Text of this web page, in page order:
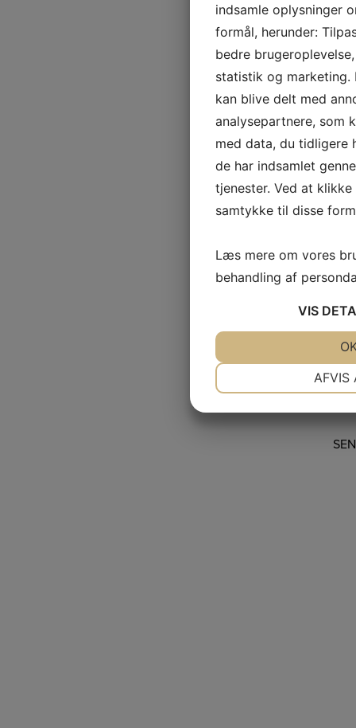
indsamle oplysninger
formål, herunder:
bedre
statistik og marketing.
kan blive delt med
analysepartnere, som
med data, du tidligere
de har indsamlet
tjenester. Ved at
samtykke til disse
Læs mere om vores
behandling af
VIS
AFVIS